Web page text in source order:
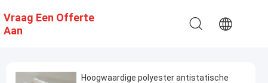
Vraag Een Offerte
Aan
Hoogwaardige polyester antistatische